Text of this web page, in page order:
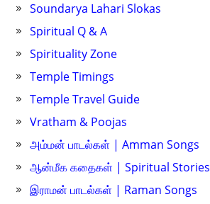
Soundarya Lahari Slokas
Spiritual Q & A
Spirituality Zone
Temple Timings
Temple Travel Guide
Vratham & Poojas
அம்மன் பாடல்கள் | Amman Songs
ஆன்மீக கதைகள் | Spiritual Stories
இராமன் பாடல்கள் | Raman Songs